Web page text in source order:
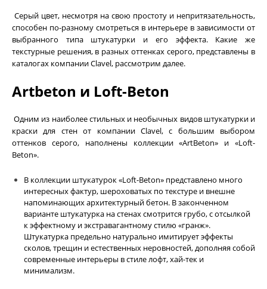
Серый цвет, несмотря на свою простоту и непритязательность,
способен по-разному смотреться в интерьере в зависимости от
выбранного типа штукатурки и его эффекта. Какие же
текстурные решения, в разных оттенках серого, представлены в
каталогах компании Clavel, рассмотрим далее.
Artbeton и Loft-Beton
Одним из наиболее стильных и необычных видов штукатурки и
краски для стен от компании Clavel, с большим выбором
оттенков серого, наполнены коллекции«ArtBeton» и«Loft-
Beton».
В коллекции штукатурок «Loft-Beton» представлено много
интересных фактур, шероховатых по текстуре и внешне
напоминающих архитектурный бетон. В законченном
варианте штукатурка на стенах смотрится грубо, с отсылкой
к эффектному и экстравагантному стилю «гранж».
Штукатурка предельно натурально имитирует эффекты
сколов, трещин и естественных неровностей, дополняя собой
современные интерьеры в стиле лофт, хай-тек и
минимализм.